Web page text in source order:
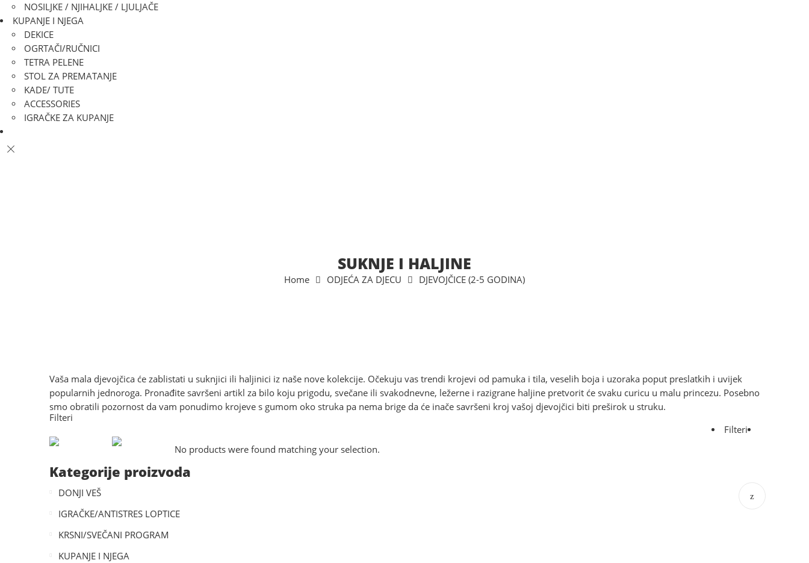
NOSILJKE / NJIHALJKE / LJULJAČE
KUPANJE I NJEGA
DEKICE
OGRTAČI/RUČNICI
TETRA PELENE
STOL ZA PREMATANJE
KADE/ TUTE
ACCESSORIES
IGRAČKE ZA KUPANJE
SUKNJE I HALJINE
Home ODJEĆA ZA DJECU DJEVOJČICE (2-5 GODINA)
Vaša mala djevojčica će zablistati u suknjici ili haljinici iz naše nove kolekcije. Očekuju vas trendi krojevi od pamuka i tila, veselih boja i uzoraka poput preslatkih i uvijek
popularnih jednoroga. Pronađite savršeni artikl za bilo koju prigodu, svečane ili svakodnevne, ležerne i razigrane haljine pretvorit će svaku curicu u malu princezu. Posebno
smo obratili pozornost da vam ponudimo krojeve s gumom oko struka pa nema brige da će inače savršeni kroj vašoj djevojčici biti preširok u struku.
Filteri
Filteri
No products were found matching your selection.
Kategorije proizvoda
DONJI VEŠ
IGRAČKE/ANTISTRES LOPTICE
KRSNI/SVEČANI PROGRAM
KUPANJE I NJEGA